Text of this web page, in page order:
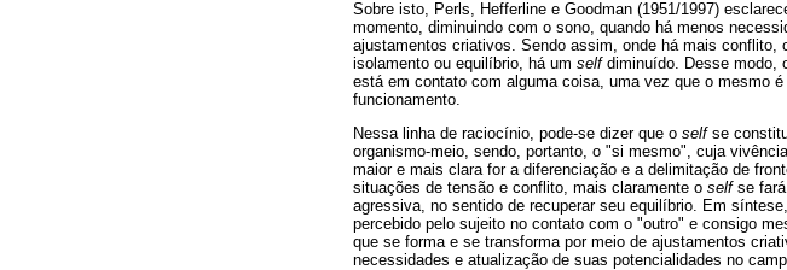
Sobre isto, Perls, Hefferline e Goodman (1951/1997)
momento, diminuindo com o sono, quando há menos
ajustamentos criativos. Sendo assim, onde há mais conflito,
isolamento ou equilíbrio, há um selfdiminuído. Desse modo,
está em contato com alguma coisa, uma vez que o mesmo
funcionamento.
Nessa linha de raciocínio, pode-se dizer que o self se
organismo-meio, sendo, portanto, o "si mesmo", cuja
maior e mais clara for a diferenciação e a delimitação de
situações de tensão e conflito, mais claramente o selfse fará
agressiva, no sentido de recuperar seu equilíbrio. Em
percebido pelo sujeito no contato com o "outro" e consigo
que se forma e se transforma por meio de ajustamentos
necessidades e atualização de suas potencialidades no